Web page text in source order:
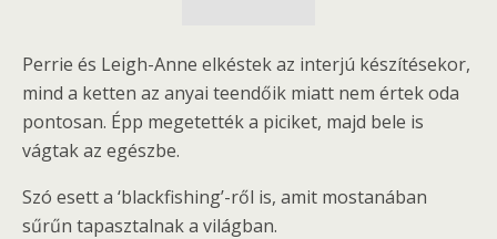
Perrie és Leigh-Anne elkéstek az interjú készítésekor,
mind a ketten az anyai teendőik miatt nem értek oda
pontosan. Épp megetették a piciket, majd bele is
vágtak az egészbe.
Szó esett a ‘blackfishing’-ről is, amit mostanában
sűrűn tapasztalnak a világban.